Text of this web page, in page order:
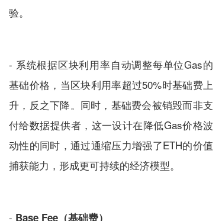
验。
- 系统根据区块利用率自动调整每单位Gas的
基础价格，当区块利用率超过50%时基础费上
升，反之下降。同时，基础费会被销毁而非支
付给数据提供者，这一设计在降低Gas价格波
动性的同时，通过通缩压力增强了ETH的价值
捕获能力，形成更可持续的经济模型。
- Base Fee（基础费）